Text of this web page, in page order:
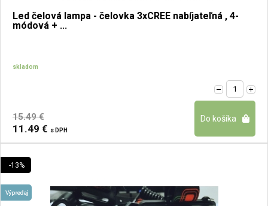
Led čelová lampa - čelovka 3xCREE nabíjateľná , 4-
módová + ...
skladom
15.49 €
11.49 € s DPH
-13%